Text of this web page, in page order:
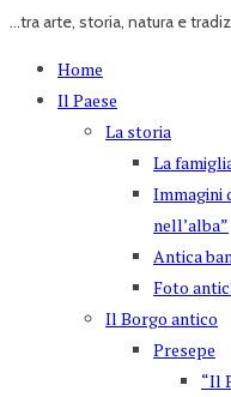
...tra arte, storia, natura e
Home
Il Paese
La storia
La
Immagini
nell’alba”
Antica
Foto
Il Borgo antico
Presepe
“Il